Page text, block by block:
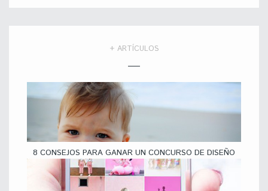
+ ARTÍCULOS
8 CONSEJOS PARA GANAR UN CONCURSO DE DISEÑO